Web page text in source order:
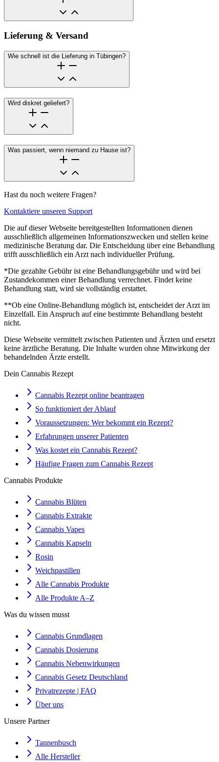
Lieferung & Versand
Wie schnell ist die Lieferung in Tübingen?
Wird diskret geliefert?
Was passiert, wenn niemand zu Hause ist?
Hast du noch weitere Fragen?
Kontaktiere unseren Support
Die auf dieser Webseite bereitgestellten Informationen dienen
ausschließlich allgemeinen Informationszwecken und stellen keine
medizinische Beratung dar. Die Entscheidung über eine Behandlung
trifft ausschließlich ein Arzt nach individueller Prüfung.
*Die gezahlte Gebühr ist eine Behandlungsgebühr und wird bei
Zustandekommen einer Behandlung verrechnet. Findet keine
Behandlung statt, wird sie vollständig erstattet.
**Ob eine Online-Behandlung möglich ist, entscheidet der Arzt im
Einzelfall. Ein Anspruch auf eine bestimmte Behandlung besteht
nicht.
Diese Webseite vermittelt zwischen Patienten und Ärzten und ersetzt
keine ärztliche Beratung. Die Inhalte wurden ohne Mitwirkung der
behandelnden Ärzte erstellt.
Dein Cannabis Rezept
Cannabis Rezept online beantragen
So funktioniert der Ablauf
Voraussetzungen: Wer bekommt ein Rezept?
Erfahrungen unserer Patienten
Was kostet ein Cannabis Rezept?
Häufige Fragen zum Cannabis Rezept
Cannabis Produkte
Cannabis Blüten
Cannabis Extrakte
Cannabis Vapes
Cannabis Kapseln
Rosin
Weichpastillen
Alle Cannabis Produkte
Alle Produkte A–Z
Was du wissen musst
Cannabis Grundlagen
Cannabis Dosierung
Cannabis Nebenwirkungen
Cannabis Gesetz Deutschland
Privatrezepte | FAQ
Über uns
Unsere Partner
Tannenbusch
Alle Hersteller